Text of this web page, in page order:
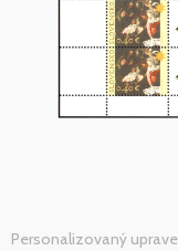
Personalizovaný